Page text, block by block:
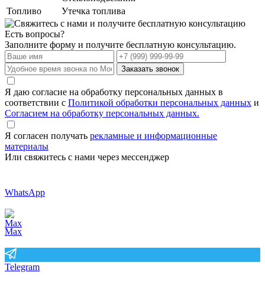
Топливо
Утечка топлива
Есть вопросы?
Заполните форму и получите бесплатную консультацию.
Заказать звонок
Я даю согласие на обработку персональных данных в
соответствии с Политикой обработки персональных данных и
Согласием на обработку персональных данных.
Я согласен получать рекламные и информационные
материалы
Или свяжитесь с нами через мессенджер
WhatsApp
Max
Telegram